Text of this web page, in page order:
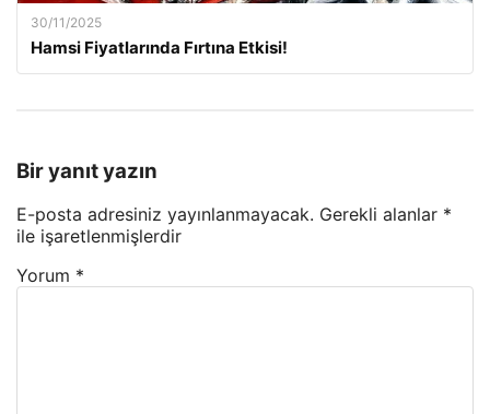
30/11/2025
Hamsi Fiyatlarında Fırtına Etkisi!
Bir yanıt yazın
E-posta adresiniz yayınlanmayacak. Gerekli alanlar *
ile işaretlenmişlerdir
Yorum *